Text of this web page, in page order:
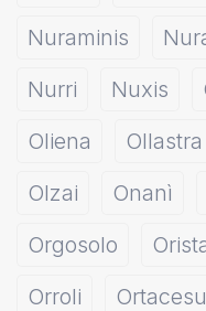
Nuraminis
Nurri
Nuxis
Oliena
Ollastra
Olzai
Onanì
Orgosolo
Orroli